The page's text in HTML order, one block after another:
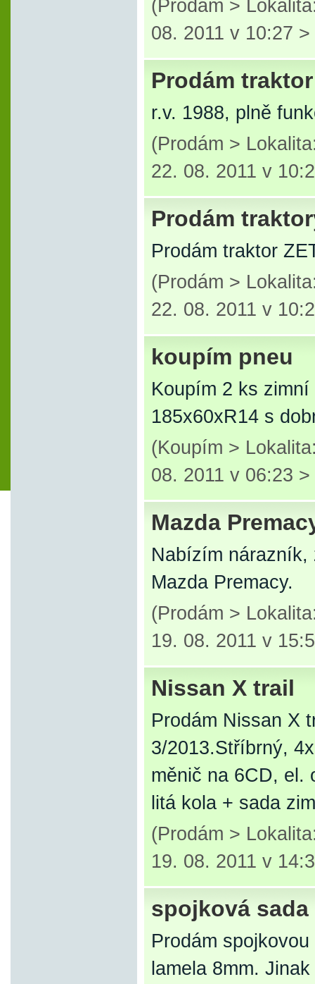
(Prodám >
08. 2011 v 10:27 >
Prodám
r.v. 1988, plně
(Prodám >
22. 08. 2011 v
Prodám
Prodám traktor
(Prodám >
22. 08. 2011 v
koupím pneu
Koupím 2 ks
185x60xR14 s
(Koupím >
08. 2011 v 06:23 >
Mazda
Nabízím
Mazda Premacy.
(Prodám >
19. 08. 2011 v
Nissan X trail
Prodám Nissan X
3/2013.Stříbrný,
měnič na 6CD, el.
litá kola + sada
(Prodám >
19. 08. 2011 v
spojková sada
Prodám
lamela 8mm.